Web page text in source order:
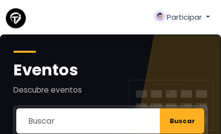
Participar
Eventos
Descubre eventos
Buscar